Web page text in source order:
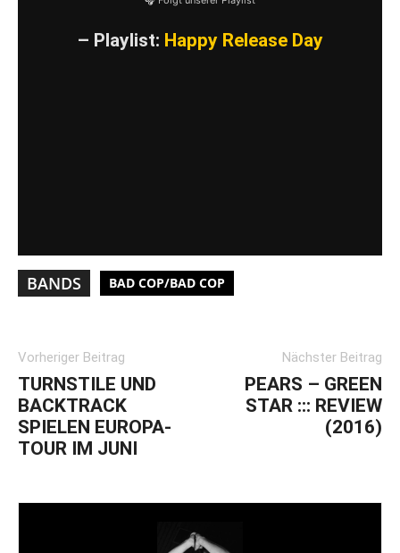
– Playlist: Happy Release Day
BANDS BAD COP/BAD COP
Vorheriger Beitrag
TURNSTILE UND
BACKTRACK
SPIELEN EUROPA-
TOUR IM JUNI
Nächster Beitrag
PEARS – GREEN
STAR ::: REVIEW
(2016)